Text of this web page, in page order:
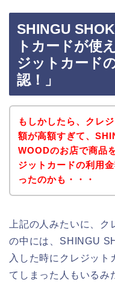
SHINGU
トカードが使
ジットカード
認！」
もしかしたら、クレ
額が高額すぎて、
WOODのお店で商品
ジットカードの利用
ったのかも・・・
上記の人みたいに、
の中には、SHINGU
入した時にクレジット
てしまった人もいるみ